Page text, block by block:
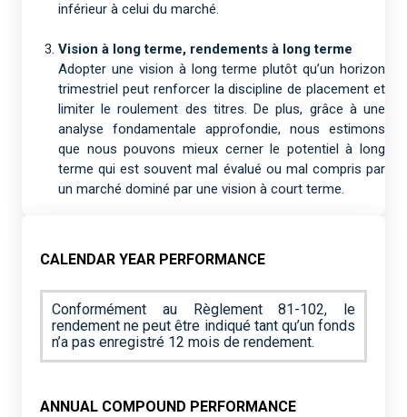
inférieur à celui du marché.
Vision à long terme, rendements à long terme
Adopter une vision à long terme plutôt qu’un horizon
trimestriel peut renforcer la discipline de placement et
limiter le roulement des titres. De plus, grâce à une
analyse fondamentale approfondie, nous estimons
que nous pouvons mieux cerner le potentiel à long
terme qui est souvent mal évalué ou mal compris par
un marché dominé par une vision à court terme.
CALENDAR YEAR PERFORMANCE
Conformément au Règlement 81-102, le
rendement ne peut être indiqué tant qu’un fonds
n’a pas enregistré 12 mois de rendement.
ANNUAL COMPOUND PERFORMANCE